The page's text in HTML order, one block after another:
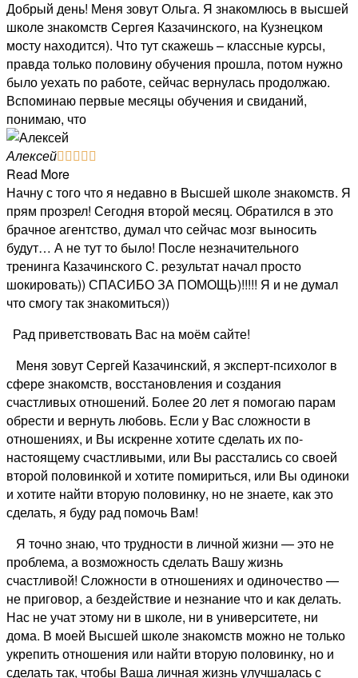
Добрый день! Меня зовут Ольга. Я знакомлюсь в высшей
школе знакомств Сергея Казачинского, на Кузнецком
мосту находится). Что тут скажешь – классные курсы,
правда только половину обучения прошла, потом нужно
было уехать по работе, сейчас вернулась продолжаю.
Вспоминаю первые месяцы обучения и свиданий,
понимаю, что
Алексей    
Read More
Начну с того что я недавно в Высшей школе знакомств. Я
прям прозрел! Сегодня второй месяц. Обратился в это
брачное агентство, думал что сейчас мозг выносить
будут… А не тут то было! После незначительного
тренинга Казачинского С. результат начал просто
шокировать)) СПАСИБО ЗА ПОМОЩЬ)!!!!! Я и не думал
что смогу так знакомиться))
Рад приветствовать Вас на моём сайте!
Меня зовут Сергей Казачинский, я эксперт-психолог в
сфере знакомств, восстановления и создания
счастливых отношений. Более 20 лет я помогаю парам
обрести и вернуть любовь. Если у Вас сложности в
отношениях, и Вы искренне хотите сделать их по-
настоящему счастливыми, или Вы расстались со своей
второй половинкой и хотите помириться, или Вы одиноки
и хотите найти вторую половинку, но не знаете, как это
сделать, я буду рад помочь Вам!
Я точно знаю, что трудности в личной жизни — это не
проблема, а возможность сделать Вашу жизнь
счастливой! Сложности в отношениях и одиночество —
не приговор, а бездействие и незнание что и как делать.
Нас не учат этому ни в школе, ни в университете, ни
дома. В моей Высшей школе знакомств можно не только
укрепить отношения или найти вторую половинку, но и
сделать так, чтобы Ваша личная жизнь улучшалась с